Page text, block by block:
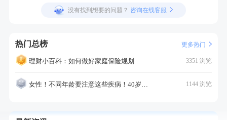
没有找到想要的问题？ 咨询在线客服
热门总榜 更多热门
理财小百科：如何做好家庭保险规划 3351 浏览
女性！不同年龄要注意这些疾病！40岁的这个疾病最需要注意！ 1144 浏览